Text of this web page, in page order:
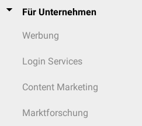
Für Unternehmen
Werbung
Login Services
Content Marketing
Marktforschung